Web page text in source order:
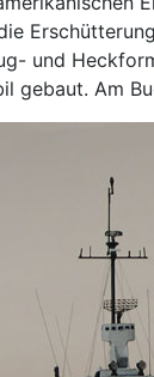
und
gebaut. Am